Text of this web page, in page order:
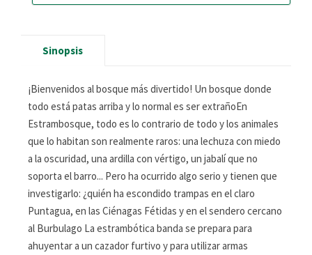
Sinopsis
¡Bienvenidos al bosque más divertido! Un bosque donde
todo está patas arriba y lo normal es ser extrañoEn
Estrambosque, todo es lo contrario de todo y los animales
que lo habitan son realmente raros: una lechuza con miedo
a la oscuridad, una ardilla con vértigo, un jabalí que no
soporta el barro... Pero ha ocurrido algo serio y tienen que
investigarlo: ¿quién ha escondido trampas en el claro
Puntagua, en las Ciénagas Fétidas y en el sendero cercano
al Burbulago La estrambótica banda se prepara para
ahuyentar a un cazador furtivo y para utilizar armas